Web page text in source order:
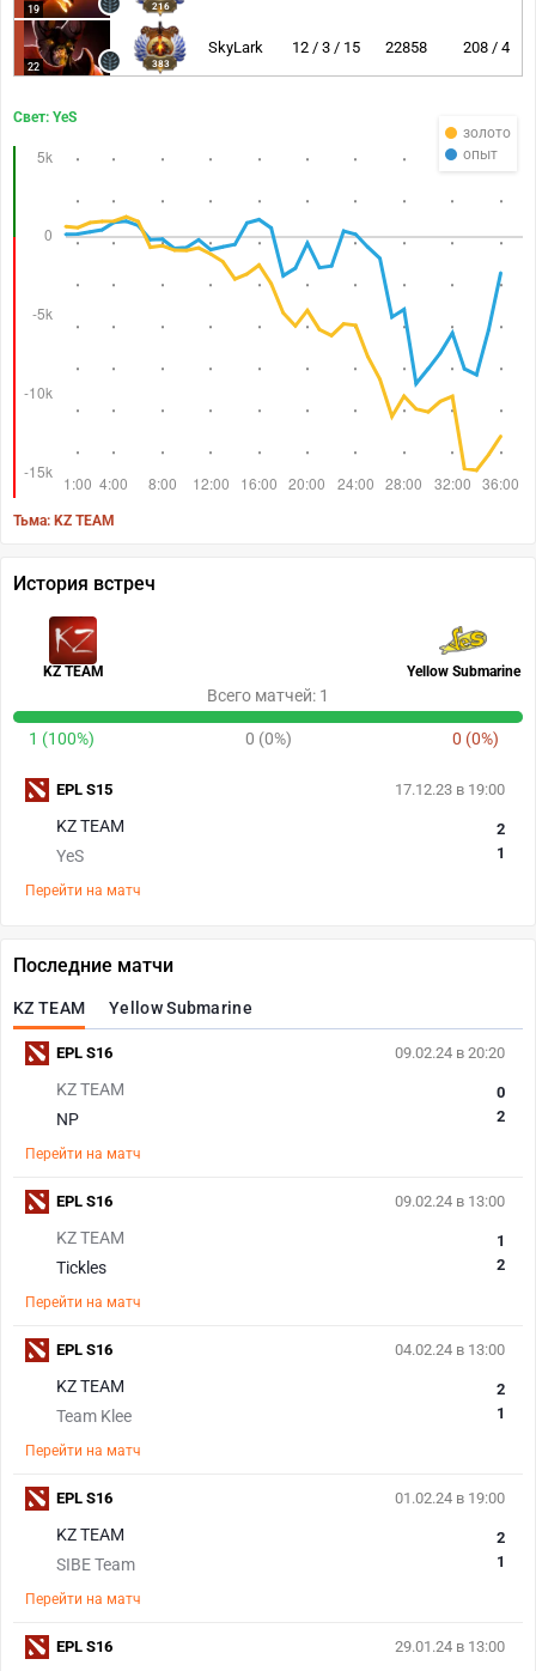
19 216
22 383
SkyLark 12 / 3 / 15 22858 208 / 4
золото
опыт
Свет: YeS
Тьма: KZ TEAM
История встреч
KZ TEAM Yellow Submarine
Всего матчей: 1
1 (100%) 0 (0%) 0 (0%)
17.12.23 в 19:00
KZ TEAM
YeS
2
1
Перейти на матч
EPL S15
Последние матчи
KZ TEAM Yellow Submarine
09.02.24 в 20:20
KZ TEAM
NP
0
2
Перейти на матч
EPL S16
09.02.24 в 13:00
KZ TEAM
Tickles
1
2
Перейти на матч
EPL S16
04.02.24 в 13:00
KZ TEAM
Team Klee
2
1
Перейти на матч
EPL S16
01.02.24 в 19:00
KZ TEAM
SIBE Team
2
1
Перейти на матч
EPL S16
29.01.24 в 13:00
EPL S16